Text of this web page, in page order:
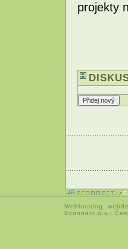
projekty
Webhosting
Econnect,o.s.;